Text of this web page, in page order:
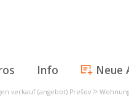
Info Neue
verkauf (angebot) Prešov >